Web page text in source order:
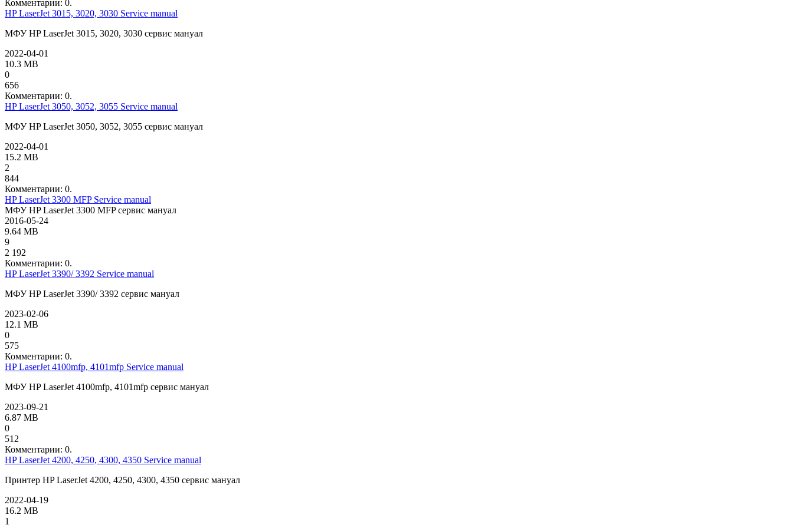
Комментарии: 0.
HP LaserJet 3015, 3020, 3030 Service manual
МФУ HP LaserJet 3015, 3020, 3030 сервис мануал
2022-04-01
10.3 MB
0
656
Комментарии: 0.
HP LaserJet 3050, 3052, 3055 Service manual
МФУ HP LaserJet 3050, 3052, 3055 сервис мануал
2022-04-01
15.2 MB
2
844
Комментарии: 0.
HP LaserJet 3300 MFP Service manual
МФУ HP LaserJet 3300 MFP сервис мануал
2016-05-24
9.64 MB
9
2 192
Комментарии: 0.
HP LaserJet 3390/ 3392 Service manual
МФУ HP LaserJet 3390/ 3392 сервис мануал
2023-02-06
12.1 MB
0
575
Комментарии: 0.
HP LaserJet 4100mfp, 4101mfp Service manual
МФУ HP LaserJet 4100mfp, 4101mfp сервис мануал
2023-09-21
6.87 MB
0
512
Комментарии: 0.
HP LaserJet 4200, 4250, 4300, 4350 Service manual
Принтер HP LaserJet 4200, 4250, 4300, 4350 сервис мануал
2022-04-19
16.2 MB
1